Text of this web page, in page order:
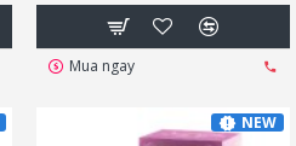
Mua ngay
NEW